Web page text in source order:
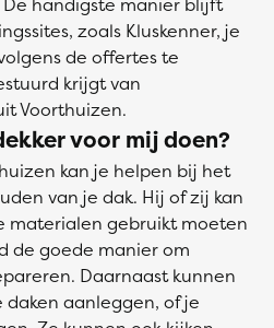
zoals Kluskenner, je
de offertes te
krijgt van
Voorthuizen.
voor mij doen?
kan je helpen bij het
van je dak. Hij of zij kan
materialen gebruikt moeten
de goede manier om
Daarnaast kunnen
daken aanleggen, of je